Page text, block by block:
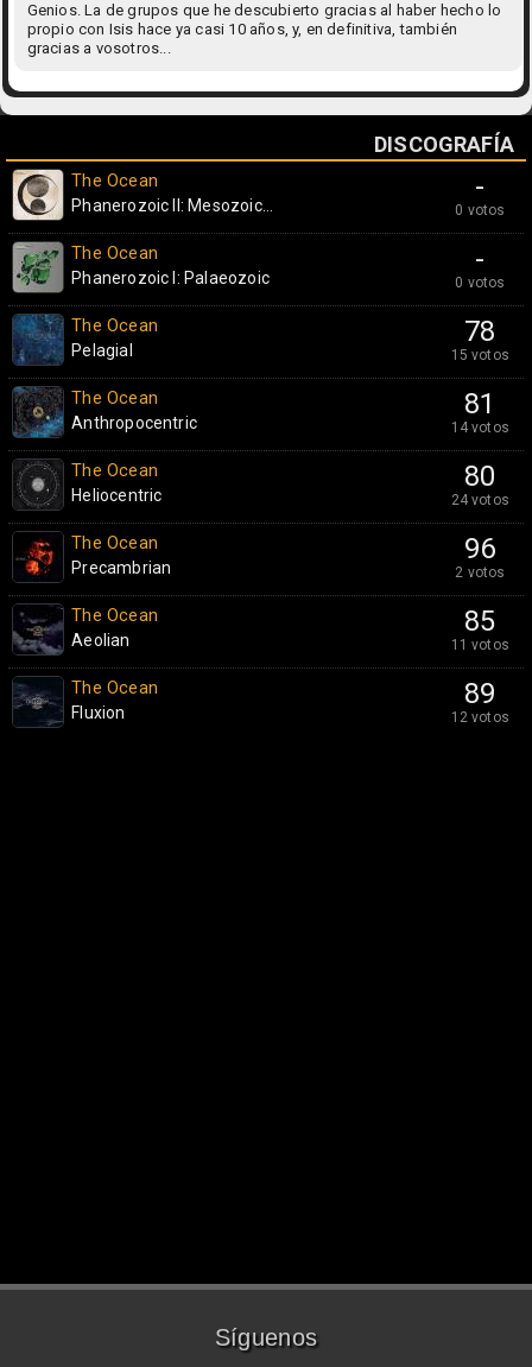
Genios. La de grupos que he descubierto gracias al haber hecho lo
propio con Isis hace ya casi 10 años, y, en definitiva, también
gracias a vosotros...
DISCOGRAFÍA
-
0 votos
The Ocean
Phanerozoic II: Mesozoic...
-
0 votos
The Ocean
Phanerozoic I: Palaeozoic
78
15 votos
The Ocean
Pelagial
81
14 votos
The Ocean
Anthropocentric
80
24 votos
The Ocean
Heliocentric
96
2 votos
The Ocean
Precambrian
85
11 votos
The Ocean
Aeolian
89
12 votos
The Ocean
Fluxion
Síguenos